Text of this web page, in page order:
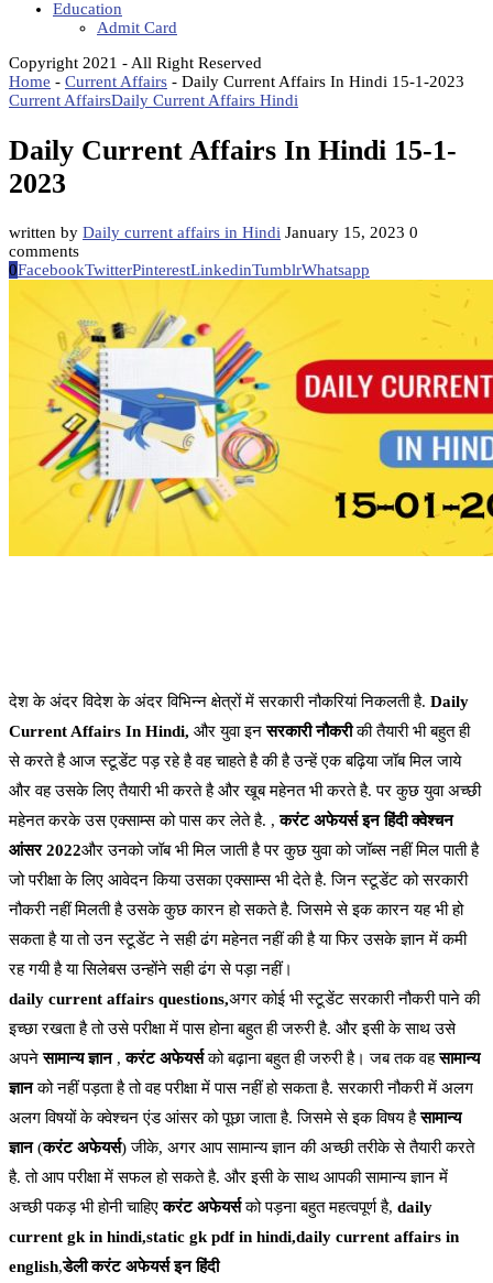
Education
Admit Card
Copyright 2021 - All Right Reserved
Home - Current Affairs - Daily Current Affairs In Hindi 15-1-2023
Current AffairsDaily Current Affairs Hindi
Daily Current Affairs In Hindi 15-1-
2023
written by Daily current affairs in Hindi January 15, 2023 0
comments
0FacebookTwitterPinterestLinkedinTumblrWhatsapp
देश के अंदर विदेश के अंदर विभिन्न क्षेत्रों में सरकारी नौकरियां निकलती है. Daily
Current Affairs In Hindi, और युवा इनसरकारी नौकरीकी तैयारी भी बहुत ही
से करते है आज स्टूडेंट पड़ रहे है वह चाहते है की है उन्हें एक बढ़िया जॉब मिल जाये
और वह उसके लिए तैयारी भी करते है और खूब महेनत भी करते है. पर कुछ युवा अच्छी
महेनत करके उस एक्साम्स को पास कर लेते है. ,करंट अफेयर्स इन हिंदी क्वेश्चन
आंसर 2022और उनको जॉब भी मिल जाती है पर कुछ युवा को जॉब्स नहीं मिल पाती है
जो परीक्षा के लिए आवेदन किया उसका एक्साम्स भी देते है. जिन स्टूडेंट को सरकारी
नौकरी नहीं मिलती है उसके कुछ कारन हो सकते है. जिसमे से इक कारन यह भी हो
सकता है या तो उन स्टूडेंट ने सही ढंग महेनत नहीं की है या फिर उसके ज्ञान में कमी
रह गयी है या सिलेबस उन्होंने सही ढंग से पड़ा नहीं।
daily current affairs questions,अगर कोई भी स्टूडेंट सरकारी नौकरी पाने की
इच्छा रखता है तो उसे परीक्षा में पास होना बहुत ही जरुरी है. और इसी के साथ उसे
अपनेसामान्य ज्ञान,करंट अफेयर्सको बढ़ाना बहुत ही जरुरी है। जब तक वहसामान्य
ज्ञानको नहीं पड़ता है तो वह परीक्षा में पास नहीं हो सकता है. सरकारी नौकरी में अलग
अलग विषयों के क्वेश्चन एंड आंसर को पूछा जाता है. जिसमे से इक विषय हैसामान्य
ज्ञान(करंट अफेयर्स) जीके, अगर आप सामान्य ज्ञान की अच्छी तरीके से तैयारी करते
है. तो आप परीक्षा में सफल हो सकते है. और इसी के साथ आपकी सामान्य ज्ञान में
अच्छी पकड़ भी होनी चाहिएकरंट अफेयर्सको पड़ना बहुत महत्वपूर्ण है, daily
current gk in hindi,static gk pdf in hindi,daily current affairs in
english,डेली करंट अफेयर्स इन हिंदी